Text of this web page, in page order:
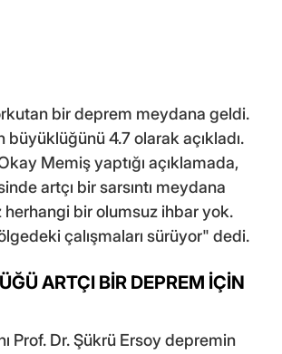
bir deprem meydana geldi.
büyüklüğünü 4.7 olarak açıkladı.
Memiş yaptığı açıklamada,
artçı bir sarsıntı meydana
herhangi bir olumsuz ihbar yok.
çalışmaları sürüyor" dedi.
ARTÇI BİR DEPREM İÇİN
Prof. Dr. Şükrü Ersoy depremin